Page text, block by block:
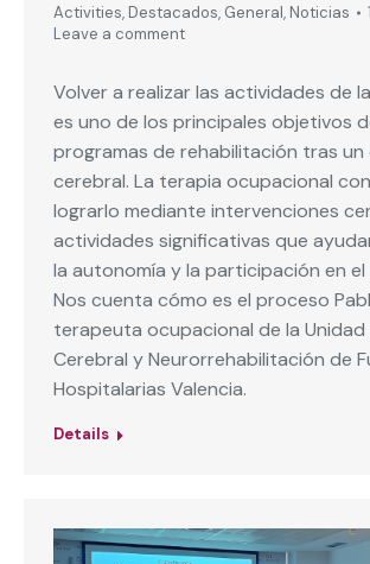
Activities, Destacados, General, Noticias
Leave a comment
Volver a realizar las actividades de
es uno de los principales objetivos
programas de rehabilitación tras un
cerebral. La terapia ocupacional
lograrlo mediante intervenciones
actividades significativas que
la autonomía y la participación en el
Nos cuenta cómo es el proceso
terapeuta ocupacional de la Unidad
Cerebral y Neurorrehabilitación de
Hospitalarias Valencia.
Details